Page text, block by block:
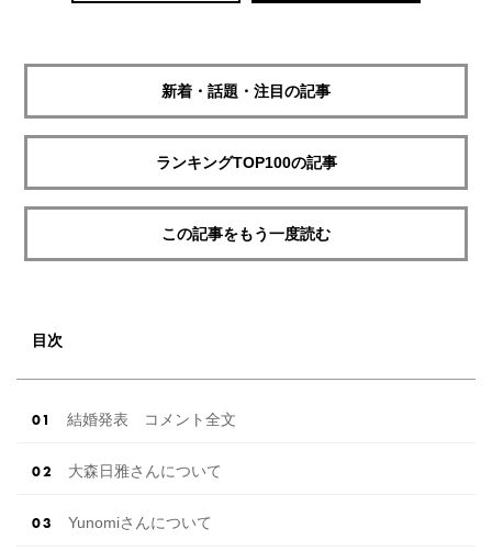
新着・話題・注目の記事
ランキングTOP100の記事
この記事をもう一度読む
目次
結婚発表 コメント全文
大森日雅さんについて
Yunomiさんについて